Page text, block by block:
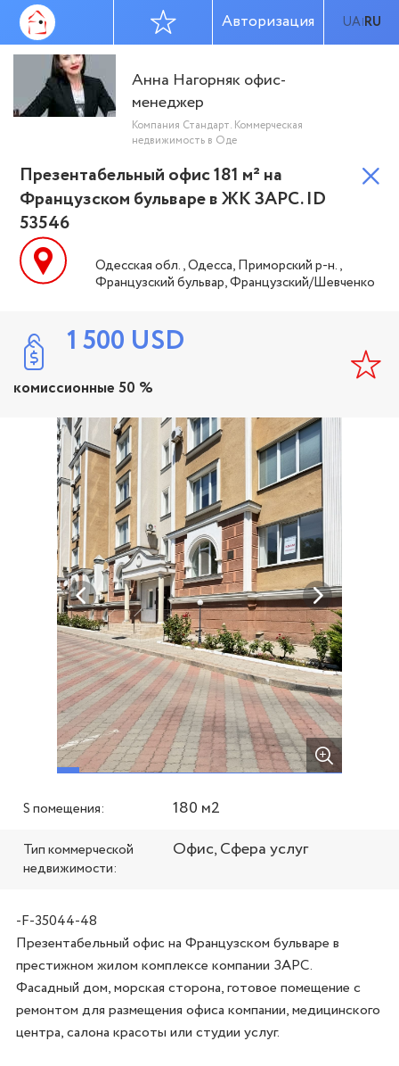
UA|RU
Авторизация
Анна Нагорняк офис-
менеджер
Компания Стандарт. Коммерческая
недвижимость в Оде
Презентабельный офис 181 м² на
Французском бульваре в ЖК ЗАРС. ID
53546
Одесская обл., Одесса, Приморский р-н.,
Французский бульвар, Французский/Шевченко
1 500 USD
комиссионные 50 %
S помещения: 180 м2
Тип коммерческой
недвижимости:
Офис, Сфера услуг
-F-35044-48
Презентабельный офис на Французском бульваре в
престижном жилом комплексе компании ЗАРС.
Фасадный дом, морская сторона, готовое помещение с
ремонтом для размещения офиса компании, медицинского
центра, салона красоты или студии услуг.